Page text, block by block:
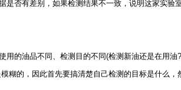
否有差别，如果检测结果不一致，说明这家实验
的油品不同、检测目的不同(检测新油还是在用油
糊的，因此首先要搞清楚自己检测的目标是什么，